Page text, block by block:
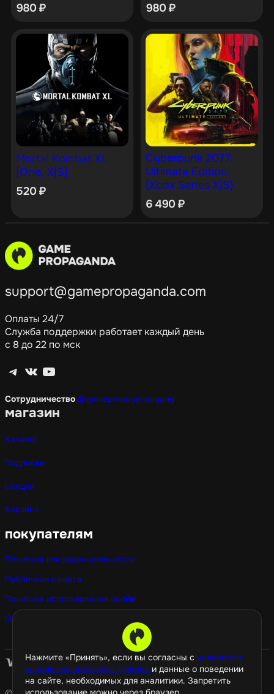
Нажмите «Принять», если вы согласны с условиями
использования cookie-файлов и данные о поведении
на сайте, необходимых для аналитики. Запретить
980₽
980₽
Mortal Kombat XL
[One, X|S]
520₽
Cyberpunk 2077:
Ultimate Edition
(Xbox Series X|S)
6 490₽
support@gamepropaganda.com
Оплаты 24/7
Служба поддержки работает каждый день
с 8 до 22 по мск
Telegram ВКонтакте YouTube
Сотрудничество @gamepropagandagang
магазин
Каталог
Подписки
Скидки
Корзина
покупателям
Политика конфиденциальности
Публичная оферта
Политика использования cookie
Оптовые покупки